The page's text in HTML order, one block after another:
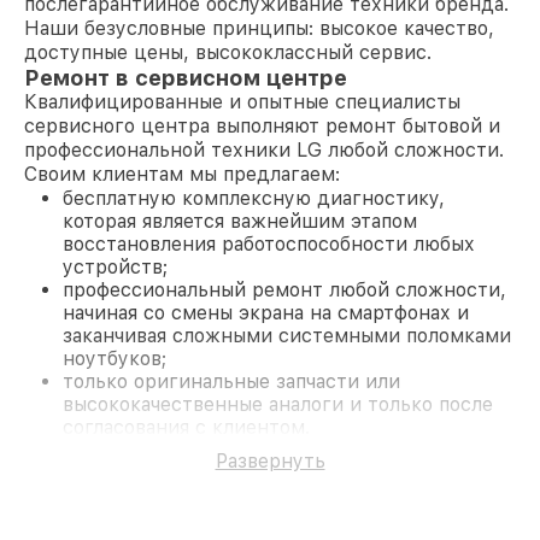
Наши безусловные принципы: высокое качество,
доступные цены, высококлассный сервис.
Ремонт в сервисном центре
Квалифицированные и опытные специалисты
сервисного центра выполняют ремонт бытовой и
профессиональной техники LG любой сложности.
Своим клиентам мы предлагаем:
бесплатную комплексную диагностику,
которая является важнейшим этапом
восстановления работоспособности любых
устройств;
профессиональный ремонт любой сложности,
начиная со смены экрана на смартфонах и
заканчивая сложными системными поломками
ноутбуков;
только оригинальные запчасти или
высококачественные аналоги и только после
согласования с клиентом.
На все работы и замененные комплектующие
предоставляется длительная гарантия. В случае
Развернуть